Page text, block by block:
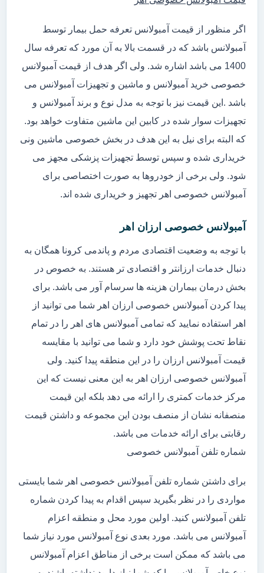
اگر منظور از قیمت آمبولانس تعرفه حمل بیمار توسط
آمبولانس باشد که در قسمت بالا به آن مورد که تعرفه سال
1400 می باشد اشاره شد. ولی اگر هدف از قیمت آمبولانس
خصوصی خرید آمبولانس و ماشین و تجهیزات آمبولانس می
باشد .این قیمت نیز با توجه به مدل نوع و برند آمبولانس و
تجهیزات سوار شده در کابین این ماشین متفاوت خواهد بود.
که البته برای نیل به این هدف در بخش خصوصی ماشین ونی
خریداری شده و سپس توسط تجهیزات پزشکی مجهز می
شود. ولی برخی از خودروها به صورت اختصاصی برای
آمبولانس خصوصی اهر تجهیز و خریداری شده اند.
آمبولانس خصوصی ارزان اهر
با توجه به وضعیت اقتصادی مردم و پاندمی کرونا همگان به
دنبال خدمات ارزانتر و اقتصادی تر هستند. به خصوص در
بخش درمان بیماران هزینه ها سرسام آور می باشد. برای
پیدا کردن آمبولانس خصوصی ارزان اهر شما می توانید از
اهر استفاده نمایید که تمامی آمبولانس های اهر را در تمام
نقاط تحت پوشش خود دارد و شما می توانید با مقایسه
قیمت آمبولانس ارزان را در این منطقه پیدا کنید. ولی
آمبولانس خصوصی ارزان اهر به این معنی نیست که این
مرکز خدمات کمتری را ارائه می دهد بلکه این قیمت
منصفانه نشان از منصف بودن این مجموعه و داشتن قیمت
رقابتی برای ارائه خدمات می باشد.
شماره تلفن آمبولانس خصوصی
برای داشتن شماره تلفن آمبولانس خصوصی اهر شما بایستی
مواردی را در نظر بگیرید سپس اقدام به پیدا کردن شماره
تلفن آمبولانس کنید. اولین مورد محل و منطقه اعزام
آمبولانس می باشد. مورد بعدی نوع آمبولانس مورد نیاز شما
می باشد که ممکن است برخی از مناطق اعزام آمبولانس